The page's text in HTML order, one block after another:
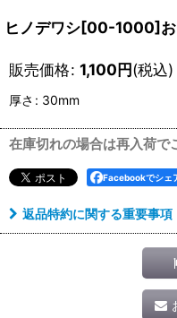
ヒノデワシ[00-1000]
販売価格: 1,100円(税込)
厚さ : 30mm
在庫切れの場合は再入荷で
Facebookでシェ
返品特約に関する重要事項